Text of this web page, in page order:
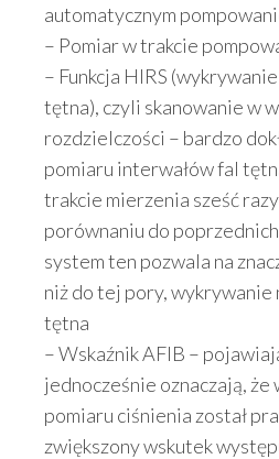
automatycznym
– Pomiar w trakcie
– Funkcja HIRS
tętna), czyli skanowanie w
rozdzielczości – bardzo
pomiaru interwałów fal
trakcie mierzenia sześć
porównaniu do
system ten pozwala na
niż do tej pory,
tętna
– Wskaźnik AFIB –
jednocześnie oznaczają, że
pomiaru ciśnienia został
zwiększony wskutek